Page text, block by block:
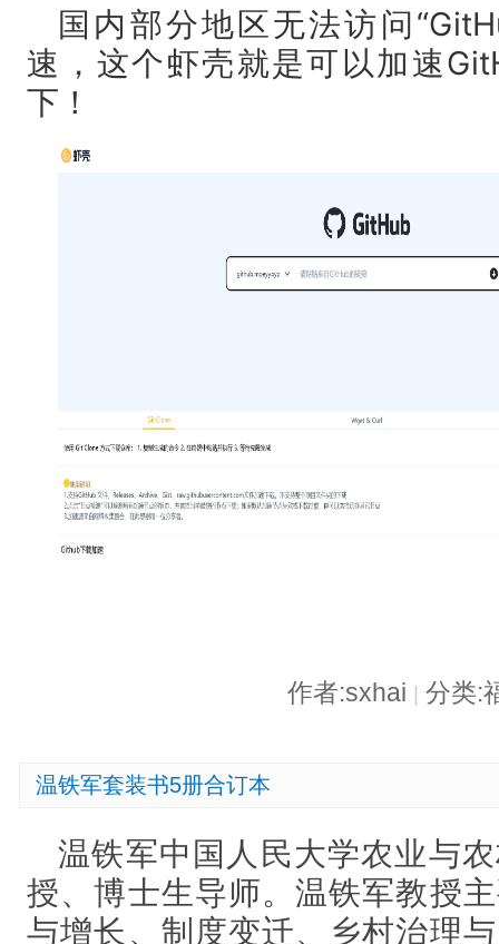
国内部分地区无法访问
速，这个虾壳就是可以加速
下！
作者:sxhai 分类:
温铁军套装书5册合订本
温铁军中国人民大学农业与
授、博士生导师。温铁军教授
与增长、制度变迁、乡村治理